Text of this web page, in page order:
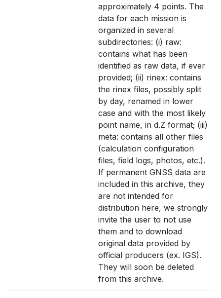
approximately 4 points. The
data for each mission is
organized in several
subdirectories: (i) raw:
contains what has been
identified as raw data, if ever
provided; (ii) rinex: contains
the rinex files, possibly split
by day, renamed in lower
case and with the most likely
point name, in d.Z format; (iii)
meta: contains all other files
(calculation configuration
files, field logs, photos, etc.).
If permanent GNSS data are
included in this archive, they
are not intended for
distribution here, we strongly
invite the user to not use
them and to download
original data provided by
official producers (ex. IGS).
They will soon be deleted
from this archive.